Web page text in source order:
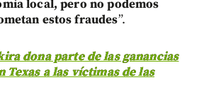
local, pero no podemos
estos fraudes”.
dona parte de las ganancias
Texas a las víctimas de las